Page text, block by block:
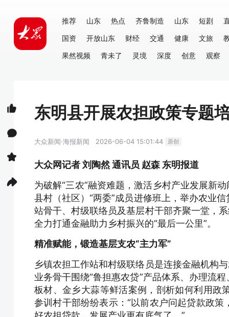
推荐 山东 热点 齐鲁制造 山东 短剧
国资
开放山东 财经 交通 健康 文旅
果然视频
青未了 灵境 深度 创意 观察
东明县开展农担政策专题
大众新闻·海报新闻 2026-06-04 15:01:44 原创
大众网记者 刘陶然 通讯员 赵森 东明报道
为破解“三农”融资难题，激活乡村产业发展新
县村（社区）“两委”成员进修班上，举办农业
站骨干、村级联络员及基层村干部齐聚一堂，
全力打通金融助力乡村振兴的“最后一公里”。
精准赋能，锻造基层支农“主力军”
乡镇农担工作站和村级联络员是连接金融机构
业务骨干围绕“鲁担惠农贷”产品体系、办理流
板材、金乡大蒜等鲜活案例，剖析如何利用政
参训村干部纷纷表示：“以前农户问起贷款政